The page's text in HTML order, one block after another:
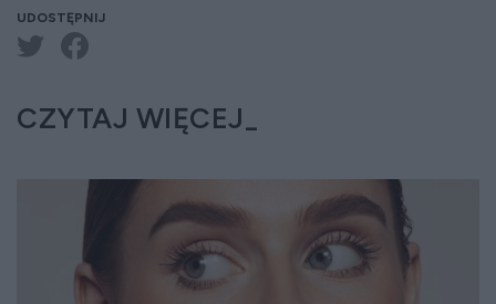
UDOSTĘPNIJ
CZYTAJ WIĘCEJ